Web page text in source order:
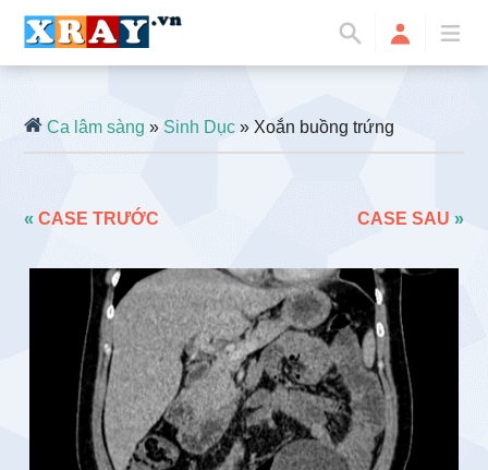
Ca lâm sàng »Sinh Dục » Xoắn buồng trứng
«CASE TRƯỚC CASE SAU »